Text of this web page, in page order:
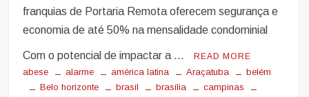
franquias de Portaria Remota oferecem segurança e
economia de até 50% na mensalidade condominial
Com o potencial de impactar a … READ MORE
abese alarme américa latina Araçatuba
belém
Belo horizonte
brasil brasilia
campinas